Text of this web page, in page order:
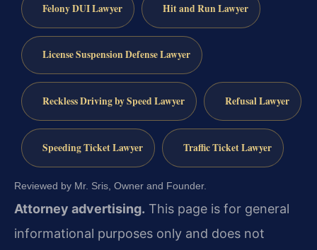
Felony DUI Lawyer Hit and Run Lawyer
License Suspension Defense Lawyer
Reckless Driving by Speed Lawyer Refusal Lawyer
Speeding Ticket Lawyer Traffic Ticket Lawyer
Reviewed by Mr. Sris, Owner and Founder.
Attorney advertising. This page is for general
informational purposes only and does not